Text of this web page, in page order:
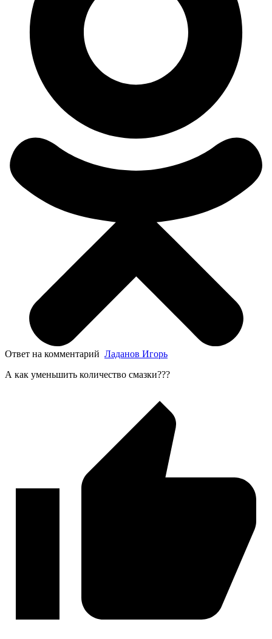
Ответ на комментарий Ладанов Игорь
А как уменьшить количество смазки???